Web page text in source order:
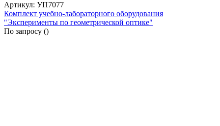
Артикул: УП7077
Комплект учебно-лабораторного оборудования
"Эксперименты по геометрической оптике"
По запросу ()